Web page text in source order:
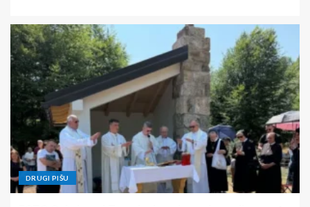
DRUGI PIŠU